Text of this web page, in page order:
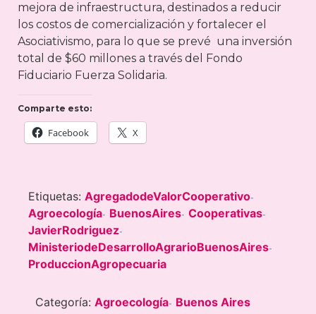
mejora de infraestructura, destinados a reducir
los costos de comercialización y fortalecer el
Asociativismo, para lo que se prevé una inversión
total de $60 millones a través del Fondo
Fiduciario Fuerza Solidaria.
Comparte esto:
Facebook X
Etiquetas: AgregadodeValorCooperativo-
Agroecología- BuenosAires- Cooperativas-
JavierRodriguez-
MinisteriodeDesarrolloAgrarioBuenosAires-
ProduccionAgropecuaria
Categoría: Agroecología- Buenos Aires